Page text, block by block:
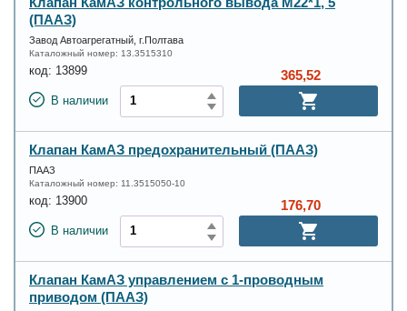
(ПААЗ)
Завод Автоагрегатный, г.Полтава
Каталожный номер: 13.3515310
код: 13899
В наличии
365,52
Клапан КамАЗ предохранительный (ПААЗ)
ПААЗ
Каталожный номер: 11.3515050-10
код: 13900
В наличии
176,70
Клапан КамАЗ управлением с 1-проводным
приводом (ПААЗ)